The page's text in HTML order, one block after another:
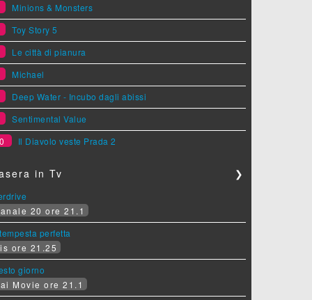
Minions & Monsters
Toy Story 5
Le città di pianura
Michael
Deep Water - Incubo dagli abissi
Sentimental Value
Il Diavolo veste Prada 2
in Tv ❯
20 ore 21.1
perfetta
ore 21.25
giorno
Movie ore 21.1